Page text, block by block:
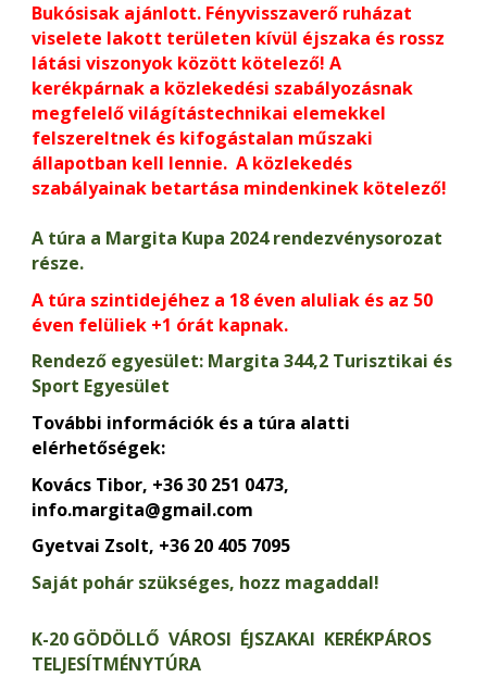
Bukósisak ajánlott. Fényvisszaverő ruházat
viselete lakott területen kívül éjszaka és rossz
látási viszonyok között kötelező! A
kerékpárnak a közlekedési szabályozásnak
megfelelő világítástechnikai elemekkel
felszereltnek és kifogástalan műszaki
állapotban kell lennie. A közlekedés
szabályainak betartása mindenkinek kötelező!
A túra a Margita Kupa 2024 rendezvénysorozat
része.
A túra szintidejéhez a 18 éven aluliak és az 50
éven felüliek +1 órát kapnak.
Rendező egyesület: Margita 344,2 Turisztikai és
Sport Egyesület
További információk és a túra alatti
elérhetőségek:
Kovács Tibor, +36 30 251 0473,
info.margita@gmail.com
Gyetvai Zsolt, +36 20 405 7095
Saját pohár szükséges, hozz magaddal!
K-20 GÖDÖLLŐ VÁROSI ÉJSZAKAI KERÉKPÁROS
TELJESÍTMÉNYTÚRA